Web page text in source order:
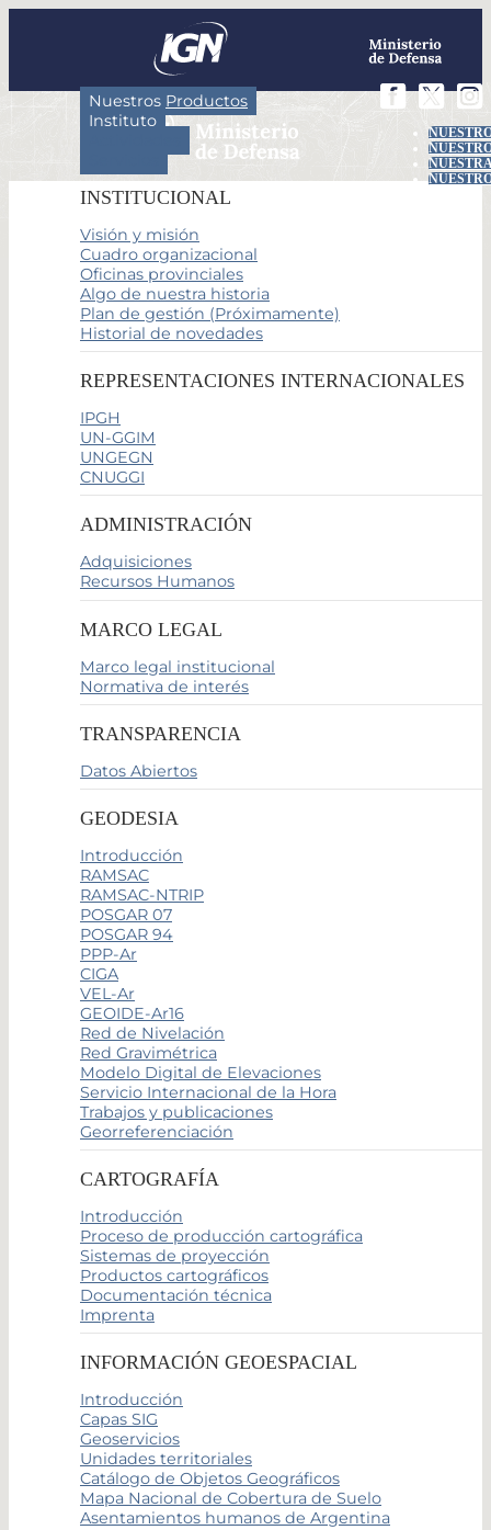
Nuestros Productos
Instituto
INSTITUCIONAL
Visión y misión
Cuadro organizacional
Oficinas provinciales
Algo de nuestra historia
Plan de gestión (Próximamente)
Historial de novedades
REPRESENTACIONES INTERNACIONALES
IPGH
UN-GGIM
UNGEGN
CNUGGI
ADMINISTRACIÓN
Adquisiciones
Recursos Humanos
MARCO LEGAL
Marco legal institucional
Normativa de interés
TRANSPARENCIA
Datos Abiertos
GEODESIA
Introducción
RAMSAC
RAMSAC-NTRIP
POSGAR 07
POSGAR 94
PPP-Ar
CIGA
VEL-Ar
GEOIDE-Ar16
Red de Nivelación
Red Gravimétrica
Modelo Digital de Elevaciones
Servicio Internacional de la Hora
Trabajos y publicaciones
Georreferenciación
CARTOGRAFÍA
Introducción
Proceso de producción cartográfica
Sistemas de proyección
Productos cartográficos
Documentación técnica
Imprenta
INFORMACIÓN GEOESPACIAL
Introducción
Capas SIG
Geoservicios
Unidades territoriales
Catálogo de Objetos Geográficos
Mapa Nacional de Cobertura de Suelo
Asentamientos humanos de Argentina